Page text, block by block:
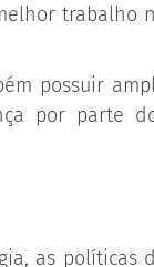
trabalho
possuir
por parte
as políticas